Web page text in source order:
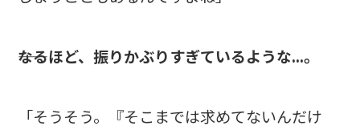
――なるほど、振りかぶりすぎているような...。
「そうそう。『そこまでは求めてないんだけ